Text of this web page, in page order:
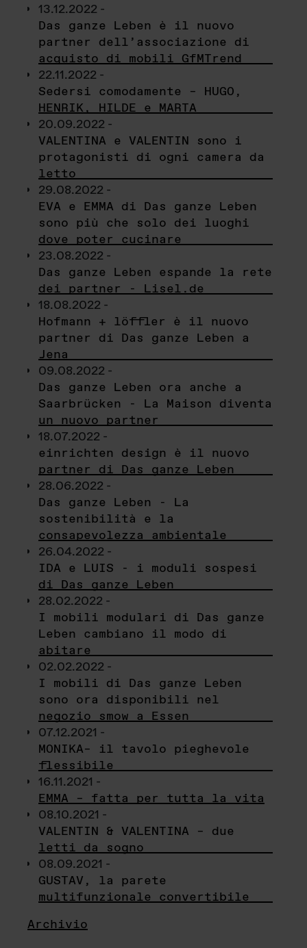
13.12.2022 -
Das ganze Leben è il nuovo
partner dell’associazione di
acquisto di mobili GfMTrend
22.11.2022 -
Sedersi comodamente – HUGO,
HENRIK, HILDE e MARTA
20.09.2022 -
VALENTINA e VALENTIN sono i
protagonisti di ogni camera da
letto
29.08.2022 -
EVA e EMMA di Das ganze Leben
sono più che solo dei luoghi
dove poter cucinare
23.08.2022 -
Das ganze Leben espande la rete
dei partner - Lisel.de
18.08.2022 -
Hofmann + löffler è il nuovo
partner di Das ganze Leben a
Jena
09.08.2022 -
Das ganze Leben ora anche a
Saarbrücken - La Maison diventa
un nuovo partner
18.07.2022 -
einrichten design è il nuovo
partner di Das ganze Leben
28.06.2022 -
Das ganze Leben - La
sostenibilità e la
consapevolezza ambientale
26.04.2022 -
IDA e LUIS - i moduli sospesi
di Das ganze Leben
28.02.2022 -
I mobili modulari di Das ganze
Leben cambiano il modo di
abitare
02.02.2022 -
I mobili di Das ganze Leben
sono ora disponibili nel
negozio smow a Essen
07.12.2021 -
MONIKA– il tavolo pieghevole
flessibile
16.11.2021 -
EMMA – fatta per tutta la vita
08.10.2021 -
VALENTIN & VALENTINA – due
letti da sogno
08.09.2021 -
GUSTAV, la parete
multifunzionale convertibile
Archivio